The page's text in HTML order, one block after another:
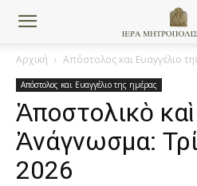
Αρχική Απόστολος και Ευαγγέλιο
Απόστολος και Ευαγγέλιο της ημέρας
Ἀποστολικὸ
Ἀνάγνωσμα:
2026